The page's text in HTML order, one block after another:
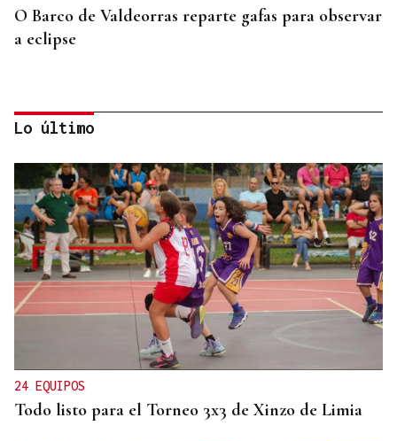
O Barco de Valdeorras reparte gafas para observar
a eclipse
XIV EDICIÓN
Carmela despide el ciclo De Perto con "Vinde
Lo último
24 EQUIPOS
Todo listo para el Torneo 3x3 de Xinzo de Limia